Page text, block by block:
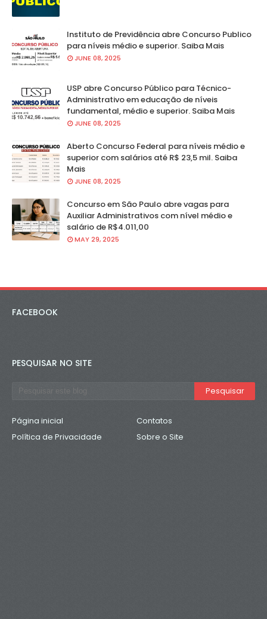
Instituto de Previdência abre Concurso Publico
para níveis médio e superior. Saiba Mais
JUNE 08, 2025
USP abre Concurso Público para Técnico-
Administrativo em educação de níveis
fundamental, médio e superior. Saiba Mais
JUNE 08, 2025
Aberto Concurso Federal para níveis médio e
superior com salários até R$ 23,5 mil. Saiba
Mais
JUNE 08, 2025
Concurso em São Paulo abre vagas para
Auxiliar Administrativos com nível médio e
salário de R$4.011,00
MAY 29, 2025
FACEBOOK
PESQUISAR NO SITE
Página inicial
Contatos
Política de Privacidade
Sobre o Site